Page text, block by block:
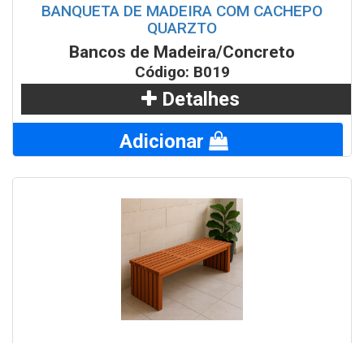
BANQUETA DE MADEIRA COM CACHEPO
QUARZTO
Bancos de Madeira/Concreto
Código: B019
Detalhes
Adicionar